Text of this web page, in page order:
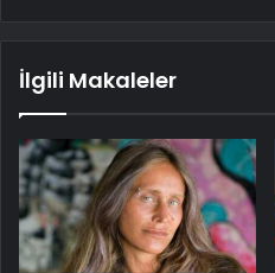
İlgili Makaleler